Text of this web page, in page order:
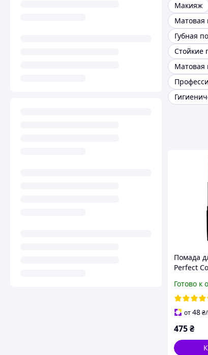
Макияж
Матовая
Губная
Стойкие
Помада
Perfect
Готово к
от48₴
475₴